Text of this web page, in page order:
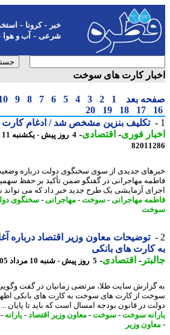
-کرونا-استخدام
شرعی-آب و هوا-
کارت های سوخت
بعد 1
2
3
4
5
6
7
8
9
10
17
18
19
20
تکلیف بنزین مشخص شد / ادغام کارت
فوری- اقتصادی-4 روز پیش - یکشنبه 11 مرداد 1405، 21:06
جدیدی از سوی سخنگوی دولت درباره وضعیت
آزمایشی یک طرح جدید خبر داد که می تواند نحوه
مهاجرانی- سوخت-مهاجرانی- سخنگوی دولت-
توضیحات معاون وزیر اقتصاد درباره آغاز
کارت های بانکی
-اقتصادی-5 روز پیش - شنبه 10 مرداد 1405، 21:42
سایت طلا، مرتضی زمانیان در گفت وگویی
از کارت های سوخت به کارت های بانکی اظهار
در قانون بودجه امسال است که باید تا پایان ...
سوخت-سوخت-معاون وزیر اقتصاد-یارانه-
وزیر